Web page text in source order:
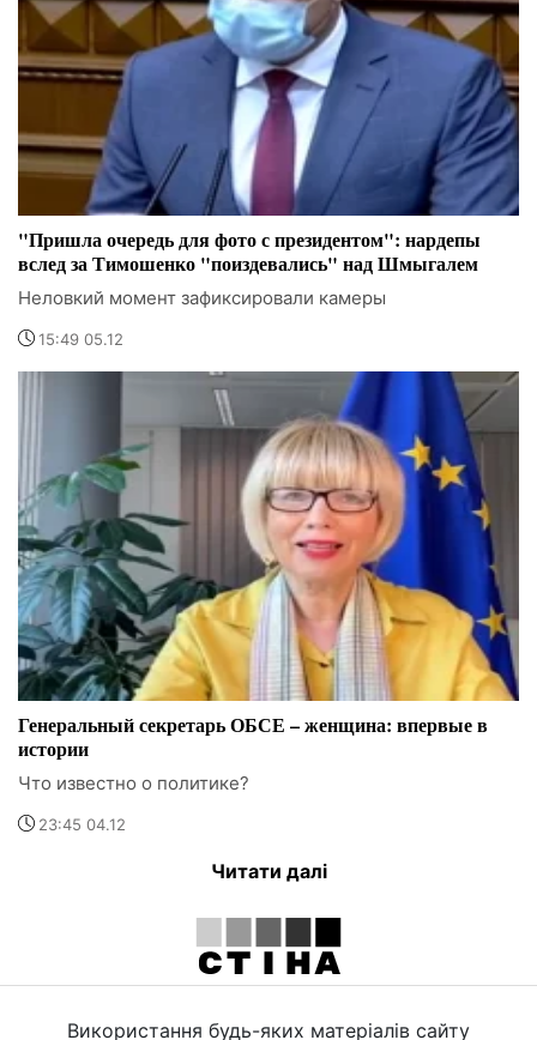
"Пришла очередь для фото с президентом": нардепы
вслед за Тимошенко "поиздевались" над Шмыгалем
Неловкий момент зафиксировали камеры
15:49 05.12
Генеральный секретарь ОБСЕ – женщина: впервые в
истории
Что известно о политике?
23:45 04.12
Читати далі
Використання будь-яких матеріалів сайту